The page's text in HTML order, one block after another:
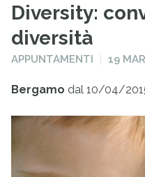
Diversity:
diversità
PUBBLICATO
APPUNTAMENTI
IL
19
Bergamo dal 10/04/